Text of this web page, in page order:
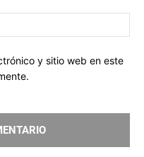
y sitio web en este